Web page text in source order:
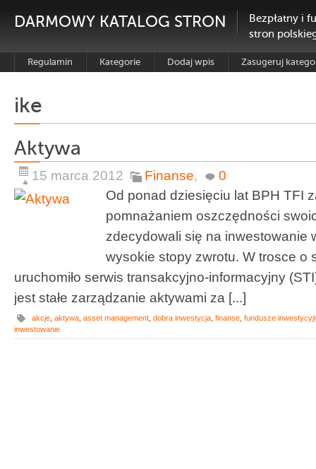
DARMOWY KATALOG STRON
Bezpłatny i
stron
Regulamin Kategorie Dodaj wpis Zasugeruj
ike
Aktywa
15 marca 2012 Finanse,
0
Od ponad dziesięciu lat BPH TFI
pomnażaniem oszczędności
zdecydowali się na inwestowanie
wysokie stopy zwrotu. W trosce o
uruchomiło serwis transakcyjno-informacyjny
jest stałe zarządzanie aktywami za [...]
akcje aktywa asset management dobra inwestycja finanse fundusze
inwestowanie